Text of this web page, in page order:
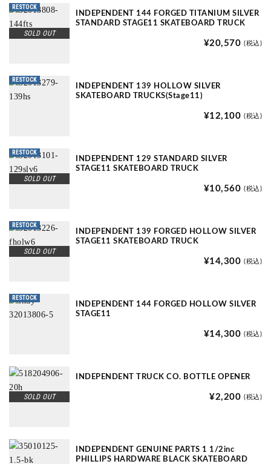
RESTOCK
SOLD OUT
INDEPENDENT 144 FORGED TITANIUM SILVER
STANDARD STAGE11 SKATEBOARD TRUCK
¥20,570 (税込)
RESTOCK
INDEPENDENT 139 HOLLOW SILVER
SKATEBOARD TRUCKS(Stage11)
¥12,100 (税込)
RESTOCK
SOLD OUT
INDEPENDENT 129 STANDARD SILVER
STAGE11 SKATEBOARD TRUCK
¥10,560 (税込)
RESTOCK
SOLD OUT
INDEPENDENT 139 FORGED HOLLOW SILVER
STAGE11 SKATEBOARD TRUCK
¥14,300 (税込)
RESTOCK
INDEPENDENT 144 FORGED HOLLOW SILVER
STAGE11
¥14,300 (税込)
SOLD OUT
INDEPENDENT TRUCK CO. BOTTLE OPENER
¥2,200 (税込)
INDEPENDENT GENUINE PARTS 1 1/2inc
PHILLIPS HARDWARE BLACK SKATEBOARD